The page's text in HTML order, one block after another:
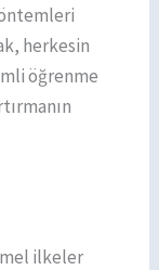
herkesin
öğrenme
ilkeler